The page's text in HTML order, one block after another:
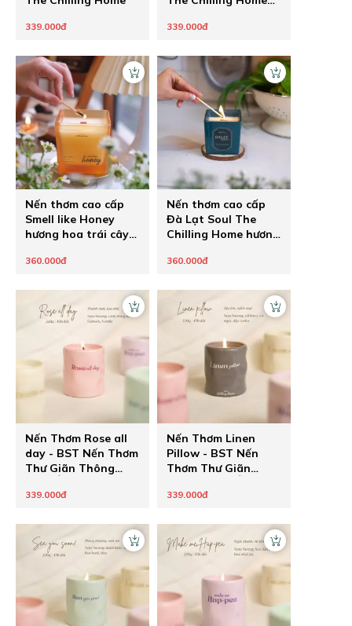
339.000đ 339.000đ
Nến thơm cao cấp
Smell like Honey
hương hoa trái cây
360.000đ
Nến thơm cao cấp
Đà Lạt Soul The
Chilling Home hương
360.000đ
Nến Thơm Rose all
day - BST Nến Thơm
Thư Giãn Thông
Pastel của The
Tặng Chữa Lành
Cho Người Thương
339.000đ
Nến Thơm Linen
Pillow - BST Nến
Thơm Thư Giãn
Healing Pastel của
Quà Tặng Chữa
Lành Cho Người
Thương
339.000đ